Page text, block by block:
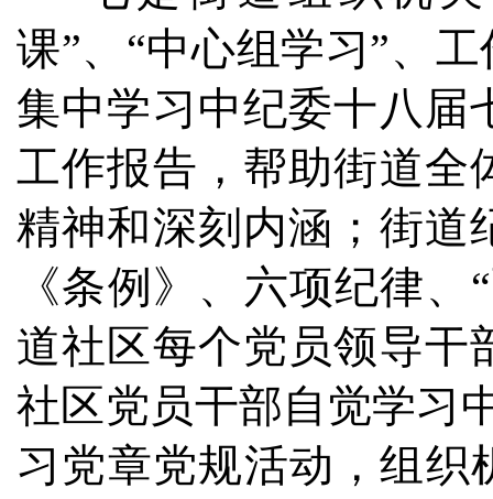
课”、“中心组学习”、
集中学习中纪委十八届
工作报告，帮助街道全
精神和深刻内涵；街道
《条例》、六项纪律
道社区每个党员领导干
社区党员干部自觉学习
习党章党规活动，组织